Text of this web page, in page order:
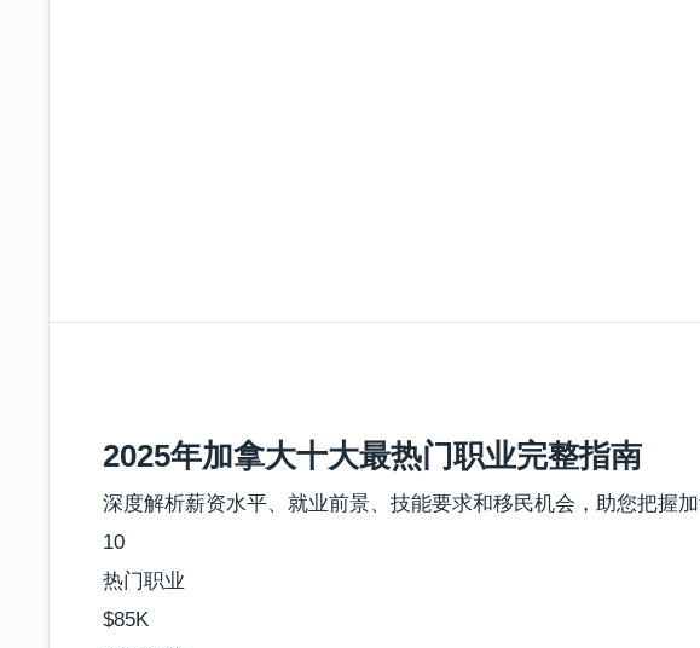
2025年加拿大十大最热门职业完整指南
深度解析薪资水平、就业前景、技能要求和移民机会，助您把握
10
热门职业
$85K